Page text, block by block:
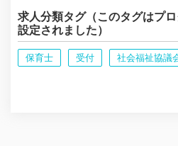
求人分類タグ（このタグはプ
設定されました）
保育士 受付 社会福祉協議